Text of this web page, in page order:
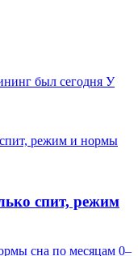
был сегодня У
спит, режим
сна по месяцам 0–